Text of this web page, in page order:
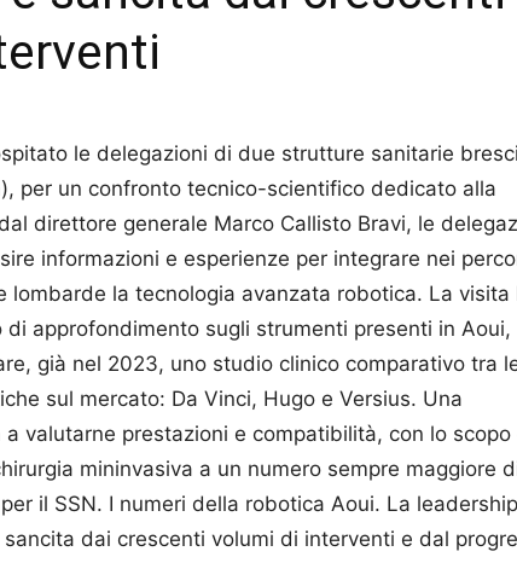
le delegazioni di due strutture sanitarie
per un confronto tecnico-scientifico dedicato alla
direttore generale Marco Callisto Bravi, le
informazioni e esperienze per integrare nei
lombarde la tecnologia avanzata robotica. La visita
approfondimento sugli strumenti presenti in Aoui,
già nel 2023, uno studio clinico comparativo tra
sul mercato: Da Vinci, Hugo e Versius. Una
valutarne prestazioni e compatibilità, con lo scopo
mininvasiva a un numero sempre maggiore
il SSN. I numeri della robotica Aoui. La
dai crescenti volumi di interventi e dal